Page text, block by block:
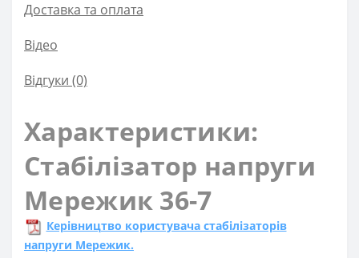
Доставка та оплата
Вiдео
Відгуки (0)
Характеристики:
Стабілізатор напруги
Мережик 36-7
Керівництво користувача стабілізаторів
напруги Мережик.